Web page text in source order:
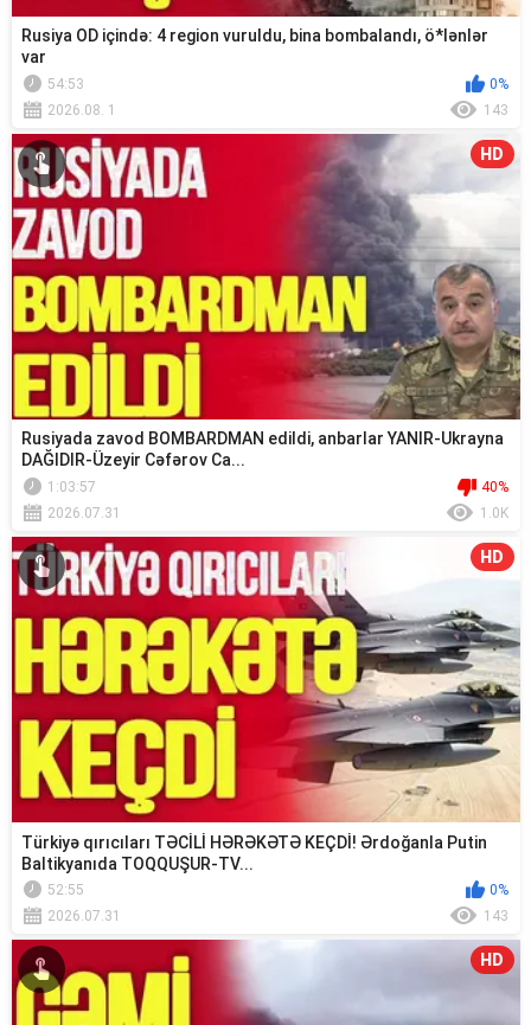
Rusiya OD içində: 4 region vuruldu, bina bombalandı, ö*lənlər
var
54:53
0%
2026.08. 1
143
HD
Rusiyada zavod BOMBARDMAN edildi, anbarlar YANIR-Ukrayna
DAĞIDIR-Üzeyir Cəfərov Ca...
1:03:57
40%
2026.07.31
1.0K
HD
Türkiyə qırıcıları TƏCİLİ HƏRƏKƏTƏ KEÇDİ! Ərdoğanla Putin
Baltikyanıda TOQQUŞUR-TV...
52:55
0%
2026.07.31
143
HD